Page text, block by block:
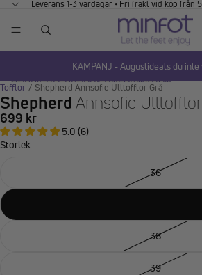
Leverans 1-3 vardagar • Fri frakt vid köp från
KAMPANJ - Augustideals du
HOPPA TILL PRODUKTINFORMATION
Tofflor / Shepherd Annsofie Ulltofflor Grå
ShepherdAnnsofie
699 kr
5.0 (6)
Storlek
36
38
39